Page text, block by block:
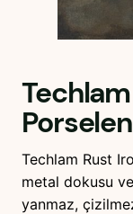
Techlam Rust
metal dokusu
yanmaz,